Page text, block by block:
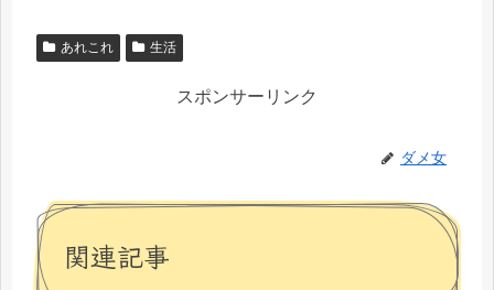
あれこれ 生活
スポンサーリンク
ダメ女
関連記事